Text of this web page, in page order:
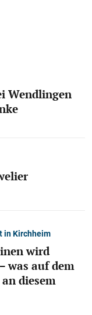
Wendlingen
in Kirchheim
wird
was auf dem
diesem